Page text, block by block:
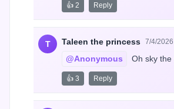
👍 2 Reply
T Taleen the princess 7/4/2026
@Anonymous Oh sky the
👍 3 Reply